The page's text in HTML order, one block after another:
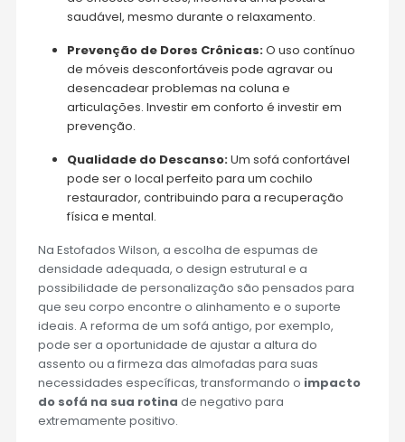
saudável, mesmo durante o relaxamento.
Prevenção de Dores Crônicas:O uso contínuo
de móveis desconfortáveis pode agravar ou
desencadear problemas na coluna e
articulações. Investir em conforto é investir em
prevenção.
Qualidade do Descanso:Um sofá confortável
pode ser o local perfeito para um cochilo
restaurador, contribuindo para a recuperação
física e mental.
Na Estofados Wilson, a escolha de espumas de
densidade adequada, o design estrutural e a
possibilidade de personalização são pensados para
que seu corpo encontre o alinhamento e o suporte
ideais. A reforma de um sofá antigo, por exemplo,
pode ser a oportunidade de ajustar a altura do
assento ou a firmeza das almofadas para suas
necessidades específicas, transformando o impacto
do sofá na sua rotina de negativo para
extremamente positivo.